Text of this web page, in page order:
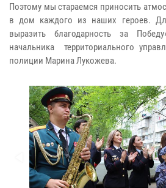
Поэтому мы стараемся приносить
в дом каждого из наших героев.
выразить благодарность за
начальника территориального
полиции Марина Лукожева.